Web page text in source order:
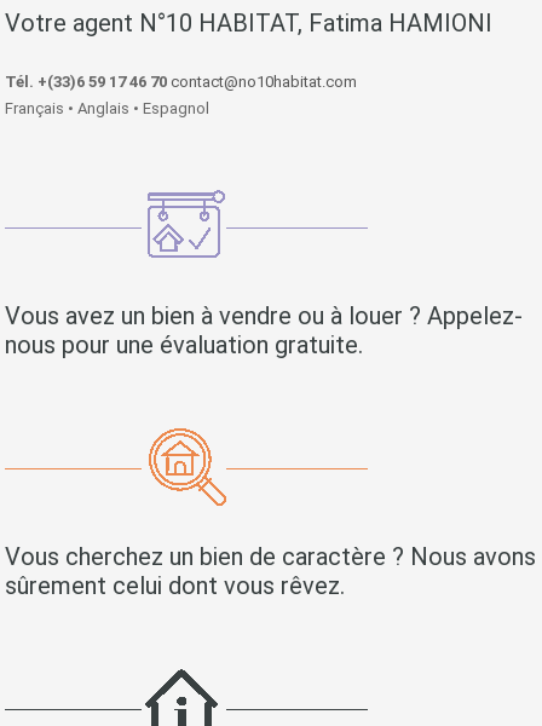
Votre agent N°10 HABITAT, Fatima HAMIONI
Tél. +(33)6 59 17 46 70 contact@no10habitat.com
Français • Anglais • Espagnol
Vous avez un bien à vendre ou à louer ? Appelez-
nous pour une évaluation gratuite.
Vous cherchez un bien de caractère ? Nous avons
sûrement celui dont vous rêvez.